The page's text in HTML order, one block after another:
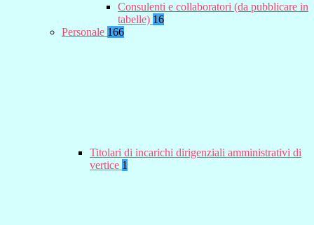
Consulenti e collaboratori (da pubblicare in
tabelle) 16
Personale 166
Titolari di incarichi dirigenziali amministrativi di
vertice 1